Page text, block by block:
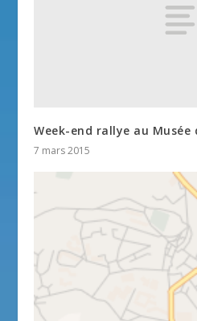
Week-end rallye au Musée
7 mars 2015